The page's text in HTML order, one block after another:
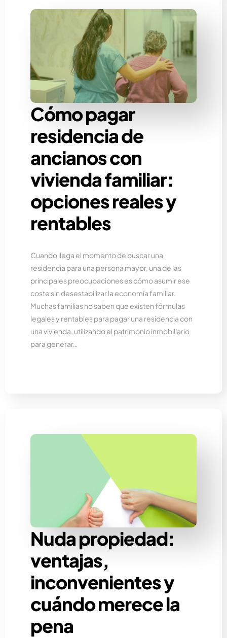
Cómo pagar
residencia de
ancianos con
vivienda familiar:
opciones reales y
rentables
Cuando llega el momento de buscar una
residencia para una persona mayor, una de las
principales preocupaciones es cómo asumir ese
coste sin desestabilizar la economía familiar.
Muchas familias no saben que existen fórmulas
legales y rentables para pagar una residencia con
una vivienda, utilizando el patrimonio inmobiliario
para generar…
Nuda propiedad:
ventajas,
inconvenientes y
cuándo merece la
pena